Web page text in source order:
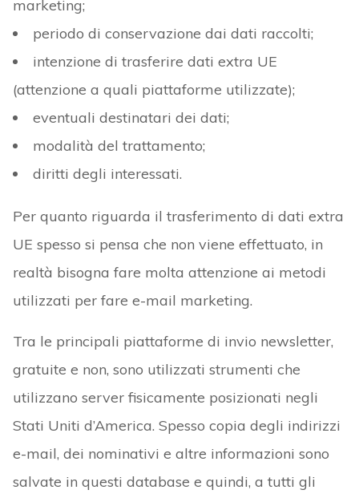
marketing;
periodo di conservazione dai dati raccolti;
intenzione di trasferire dati extra UE
(attenzione a quali piattaforme utilizzate);
eventuali destinatari dei dati;
modalità del trattamento;
diritti degli interessati.
Per quanto riguarda il trasferimento di dati extra
UE spesso si pensa che non viene effettuato, in
realtà bisogna fare molta attenzione ai metodi
utilizzati per fare e-mail marketing.
Tra le principali piattaforme di invio newsletter,
gratuite e non, sono utilizzati strumenti che
utilizzano server fisicamente posizionati negli
Stati Uniti d’America. Spesso copia degli indirizzi
e-mail, dei nominativi e altre informazioni sono
salvate in questi database e quindi, a tutti gli